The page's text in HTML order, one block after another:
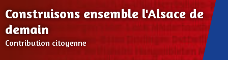
Construisons ensemble l'Alsace de
demain
Contribution citoyenne